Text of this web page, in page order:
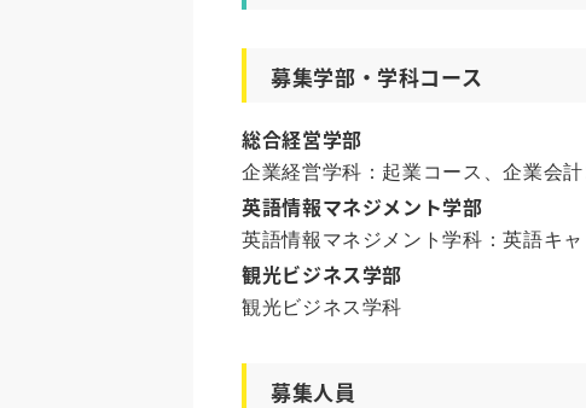
募集学部・学科コース
総合経営学部
企業経営学科：起業コース、企業会
英語情報マネジメント学部
英語情報マネジメント学科：英語キ
観光ビジネス学部
観光ビジネス学科
募集人員